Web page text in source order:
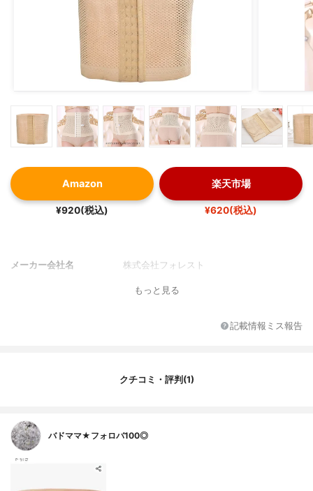
Amazon
¥920(税込)
楽天市場
¥620(税込)
メーカー会社名 株式会社フォレスト
もっと見る
記載情報ミス報告
クチコミ・評判(1)
バドママ★フォロバ100◎